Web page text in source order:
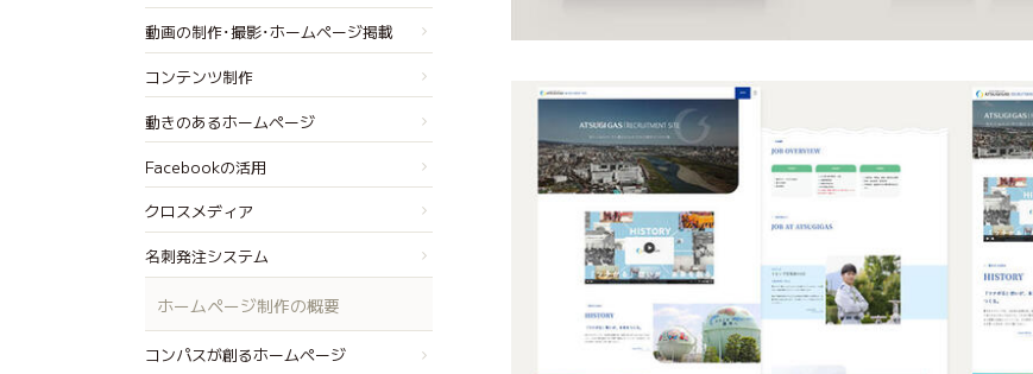
動画の制作･撮影･ホームページ掲載
コンテンツ制作
動きのあるホームページ
Facebookの活用
クロスメディア
名刺発注システム
ホームページ制作の概要
コンパスが創るホームページ